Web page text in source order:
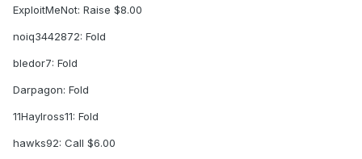
ExploitMeNot: Raise $8.00
noiq3442872: Fold
bledor7: Fold
Darpagon: Fold
11Haylross11: Fold
hawks92: Call $6.00